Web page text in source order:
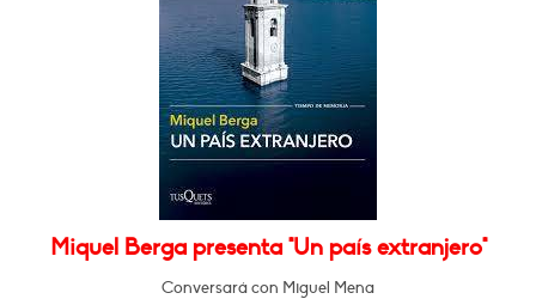
Miquel Berga presenta "Un país extranjero"
Conversará con Miguel Mena